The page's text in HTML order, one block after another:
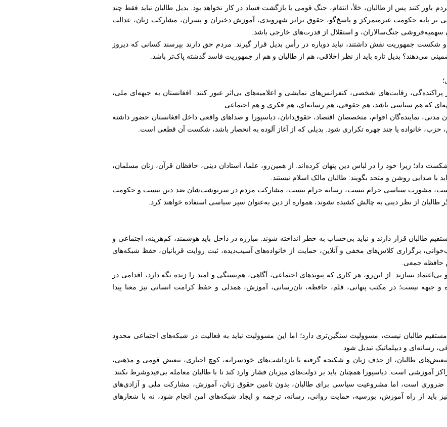
کنند پس از طالبان، خلأ، انتقام، جنگ قومی یا بازگشت فساد در کار نخواهد بود. بدیل طالبان نباید فقط چند
بر پایه حکومت غیرمتمرکز و پاسخ‌گو، حقوق برابر شهروندی، آموزش دختران و پسران، مشارکت زنان، عدالت
سهمیه‌فروشی جنگ‌سالاران، و استقلال از قدرت‌های خارجی باشد.
شکست جمهوریت نقش داشتند، نباید دوباره در رأس بدیل قرار گیرند. مردم حق دارند بپرسند کسانی که دیروز
می‌دهند؟ بدیل تازه باید از نظر اخلاقی، هم از طالبان و هم از جمهوریت فاسد گذشته پاک‌تر باشد.
پراکنده‌گی، رقابت‌های شخصی، کنفرانس‌های نمایشی و اعلامیه‌های بی‌اثر عبور کنند. افغانستان به جبهه‌ای ملی،
که هم سیاسی باشد، هم حقوقی، هم رسانه‌ای، هم فکری و هم اجتماعی.
مدنی، نماینده‌گان اقوام، متخصصان اقتصاد، حقوق‌دانان، دیاسپورا و صداهای واقعی داخل افغانستان حضور داشته
حزب، خانواده یا چند چهره تکراری شود. بدیلی که از آغاز آلوده به انحصار باشد، شکست آن قطعی است.
داد؛ زیرا خود را در لباس دین پنهان کرده‌اند. از همین‌رو، علما، استادان دینی، حافظان قرآن، زنان مسلمان،
صدایی روشن و متحد بگویند: طالبان مالک اسلام نیستند.
نیست، مشورت سیاسی حرام نیست، رسانه حرام نیست، مشارکت مردم در سرنوشت‌شان ضد دین نیست و حکومت
طالبان از نظر دینی به چالش کشیده نشوند، همواره از دین به‌عنوان سپر سیاسی استفاده خواهند کرد.
طالبان قرار دارند و نباید بی‌حساب به خطر انداخته شوند. مبارزه در داخل باید هوشمند، کم‌هزینه، اجتماعی و
برگزاری کلاس‌های مخفی و آنلاین، حمایت از خانواده‌های آسیب‌دیده، ثبت روایت قربانیان، حفظ شبکه‌های
حافظه جمعی.
بی‌اعتماد بسازند. از این‌رو، هر کاری که پیوندهای اجتماعی، آگاهی، هم‌بستگی و امید را زنده نگه دارد، اقدامی در
جبهه نیست؛ در مکتب پنهانی، قلم، حافظه، نان‌رسانی، آموزش، همدلی و حفظ کرامت انسانی نیز معنا پیدا
طالبان نیست، مسوولیت سنگین‌تری دارد؛ اما این مسوولیت نباید به فعالیت در شبکه‌های اجتماعی محدود
رسانه‌ای و دیپلماتیک تبدیل شود.
طالبان، از حذف زنان و شکنجه گرفته تا بازداشت‌های خودسرانه، کوچ اجباری، تبعیض قومی و مذهبی،
است. دیاسپورا همچنان باید بر دولت‌های میزبان فشار وارد کند تا با طالبان معامله بی‌قیدوشرط نکنند.
ضروری است، اما مشروعیت سیاسی برای طالبان، بدون تامین حقوق زنان، آموزش، مشارکت ملی و آزادی‌های
باید از راه آموزش، بورسیه، حمایت روانی، رسانه، ترجمه و ایجاد شبکه‌های امن انجام شود، نه با شعارهای